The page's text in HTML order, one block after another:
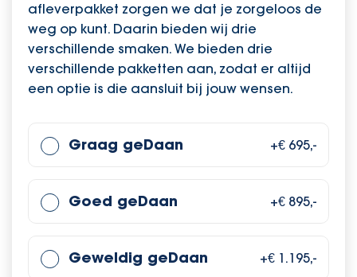
afleverpakket zorgen we dat je zorgeloos de
weg op kunt. Daarin bieden wij drie
verschillende smaken. We bieden drie
verschillende pakketten aan, zodat er altijd
een optie is die aansluit bij jouw wensen.
Graag geDaan +€ 695,-
Goed geDaan +€ 895,-
Geweldig geDaan +€ 1.195,-